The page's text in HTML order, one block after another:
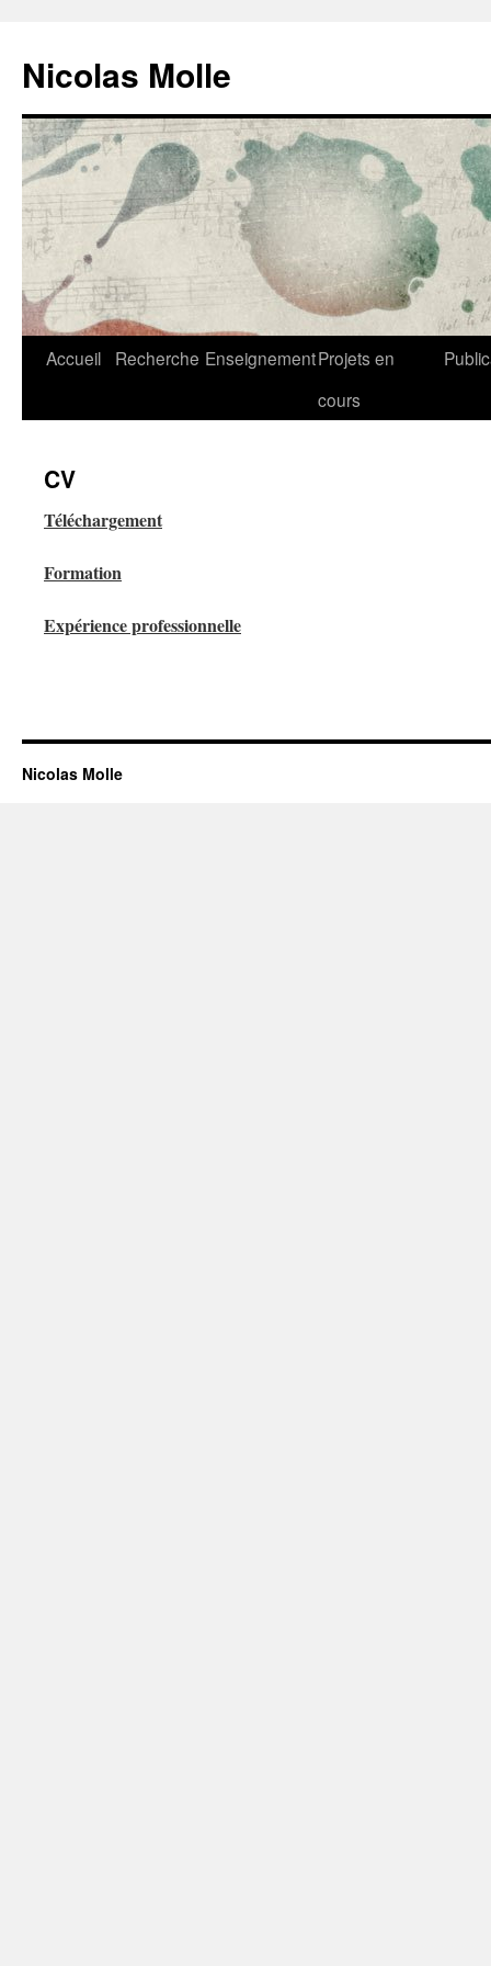
contenu
Nicolas Molle
Accueil Recherche EnseignementProjets en
cours
CV
Téléchargement
Formation
Expérience professionnelle
Nicolas Molle